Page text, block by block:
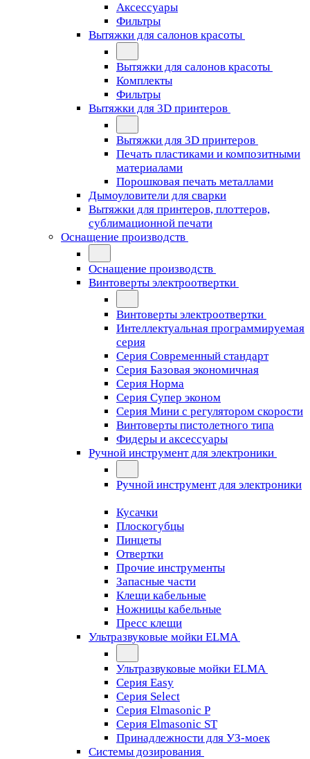
Аксессуары
Фильтры
Вытяжки для салонов красоты
Вытяжки для салонов красоты
Комплекты
Фильтры
Вытяжки для 3D принтеров
Вытяжки для 3D принтеров
Печать пластиками и композитными
материалами
Порошковая печать металлами
Дымоуловители для сварки
Вытяжки для принтеров, плоттеров,
сублимационной печати
Оснащение производств
Оснащение производств
Винтоверты электроотвертки
Винтоверты электроотвертки
Интеллектуальная программируемая
серия
Серия Современный стандарт
Серия Базовая экономичная
Серия Норма
Серия Cупер эконом
Серия Мини с регулятором скорости
Винтоверты пистолетного типа
Фидеры и аксессуары
Ручной инструмент для электроники
Ручной инструмент для электроники
Кусачки
Плоскогубцы
Пинцеты
Отвертки
Прочие инструменты
Запасные части
Клещи кабельные
Ножницы кабельные
Пресс клещи
Ультразвуковые мойки ELMA
Ультразвуковые мойки ELMA
Серия Easy
Серия Select
Серия Elmasonic P
Серия Elmasonic ST
Принадлежности для УЗ-моек
Системы дозирования